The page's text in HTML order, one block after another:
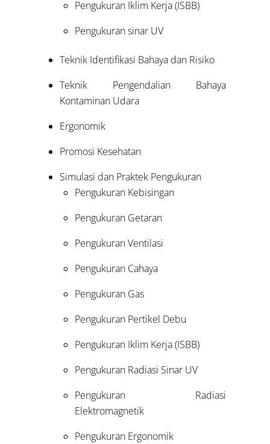
Pengukuran Iklim Kerja (ISBB)
Pengukuran sinar UV
Teknik Identifikasi Bahaya dan Risiko
Teknik Pengendalian Bahaya
Kontaminan Udara
Ergonomik
Promosi Kesehatan
Simulasi dan Praktek Pengukuran
Pengukuran Kebisingan
Pengukuran Getaran
Pengukuran Ventilasi
Pengukuran Cahaya
Pengukuran Gas
Pengukuran Pertikel Debu
Pengukuran Iklim Kerja (ISBB)
Pengukuran Radiasi Sinar UV
Pengukuran Radiasi
Elektromagnetik
Pengukuran Ergonomik